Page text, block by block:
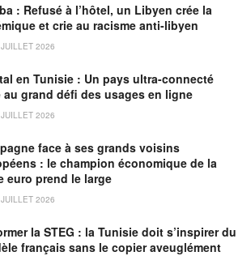
: Refusé à l’hôtel, un Libyen crée la
et crie au racisme anti-libyen
2026
en Tunisie : Un pays ultra-connecté
au grand défi des usages en ligne
2026
face à ses grands voisins
: le champion économique de la
euro prend le large
2026
la STEG : la Tunisie doit s’inspirer du
français sans le copier aveuglément